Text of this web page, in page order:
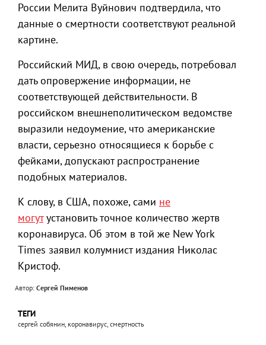
России Мелита Вуйнович подтвердила, что
данные о смертности соответствуют реальной
картине.
Российский МИД, в свою очередь, потребовал
дать опровержение информации, не
соответствующей действительности. В
российском внешнеполитическом ведомстве
выразили недоумение, что американские
власти, серьезно относящиеся к борьбе с
фейками, допускают распространение
подобных материалов.
К слову, в США, похоже, сами не
могутустановить точное количество жертв
коронавируса. Об этом в той же New York
Times заявил колумнист издания Николас
Кристоф.
Автор: Сергей Пименов
ТЕГИ
сергей собянин, коронавирус, смертность